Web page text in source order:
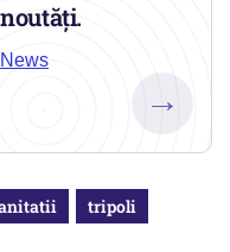
→
tripoli